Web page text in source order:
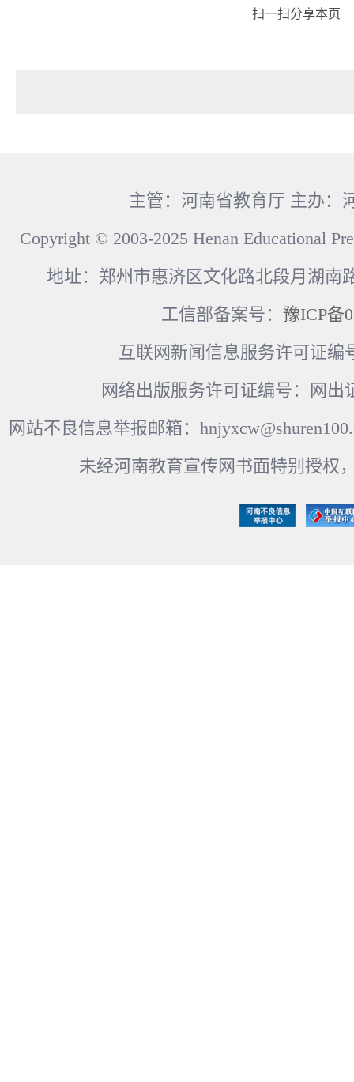
扫一扫分享本页
主管：河南省教育厅 主办：
Copyright © 2003-2025 Henan Educational
地址：郑州市惠济区文化路北段月湖南
工信部备案号： 豫ICP备
互联网新闻信息服务许可证编
网络出版服务许可证编号：网出
网站不良信息举报邮箱：
未经河南教育宣传网书面特别授权